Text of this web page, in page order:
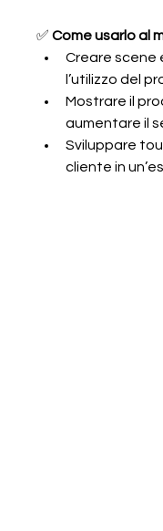
✅ Come usarlo al
Creare scene
l’utilizzo del
Mostrare il
aumentare il
Sviluppare
cliente in